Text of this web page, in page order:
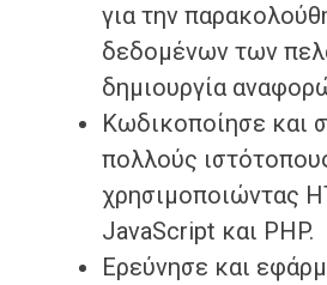
για την
δεδομένων των
δημιουργία
Κωδικοποίησε και
πολλούς
χρησιμοποιώντας
JavaScript και PHP.
Ερεύνησε και